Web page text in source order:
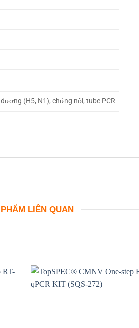
(H5, N1), chứng nội, tube PCR
LIÊN QUAN